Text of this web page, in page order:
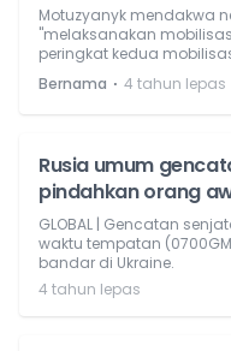
Motuzyanyk mendakwa
"melaksanakan
peringkat kedua
Bernama ⋅ 4 tahun lepas
Rusia umum
pindahkan orang
GLOBAL | Gencatan
waktu tempatan
bandar di Ukraine.
4 tahun lepas